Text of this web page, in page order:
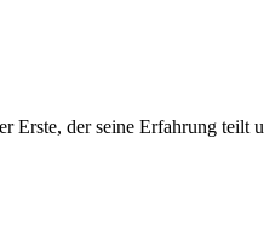
Erste, der seine Erfahrung teilt